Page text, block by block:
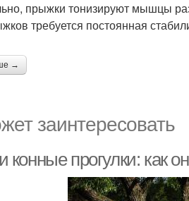
прыжки тонизируют мышцы
требуется постоянная
→
заинтересовать
прогулки: как